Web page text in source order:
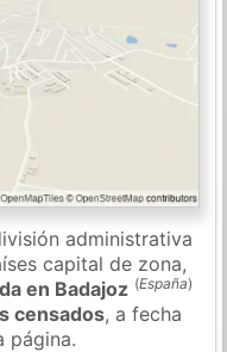
administrativa
capital de zona,
en Badajoz (España)
censados, a fecha
página.